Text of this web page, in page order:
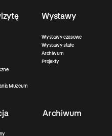
Muzeum
Wystawy
Wystawy czasowe
Wystawy stałe
Archiwum
Projekty
Archiwum